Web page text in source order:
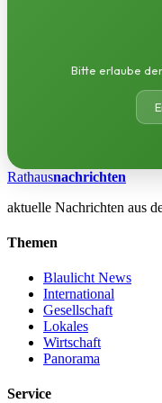
Bitte erlaube
Rathausnachrichten
aktuelle Nachrichten aus
Themen
Blaulicht News
International
Gesellschaft
Lokales
Wirtschaft
Panorama
Service